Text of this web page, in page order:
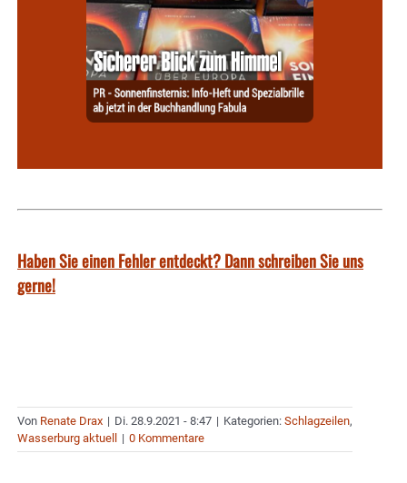
Haben Sie einen Fehler entdeckt? Dann schreiben Sie uns
gerne!
Von Renate Drax | Di. 28.9.2021 - 8:47 | Kategorien: Schlagzeilen,
Wasserburg aktuell
| 0 Kommentare